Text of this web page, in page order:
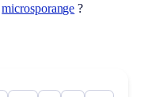
microsporange ?